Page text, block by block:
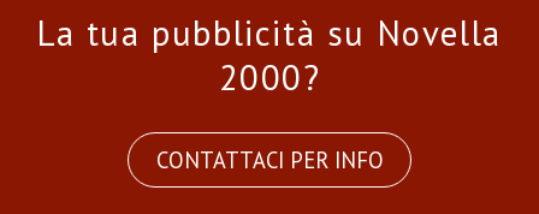
La tua pubblicità su Novella
2000?
CONTATTACI PER INFO